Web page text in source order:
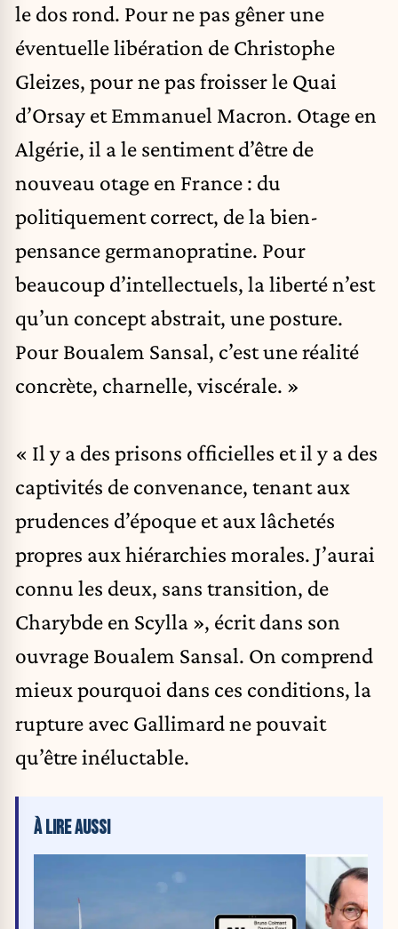
le dos rond. Pour ne pas gêner une
éventuelle libération de Christophe
Gleizes, pour ne pas froisser le Quai
d’Orsay et Emmanuel Macron. Otage en
Algérie, il a le sentiment d’être de
nouveau otage en France : du
politiquement correct, de la bien-
pensance germanopratine. Pour
beaucoup d’intellectuels, la liberté n’est
qu’un concept abstrait, une posture.
Pour Boualem Sansal, c’est une réalité
concrète, charnelle, viscérale. »
« Il y a des prisons officielles et il y a des
captivités de convenance, tenant aux
prudences d’époque et aux lâchetés
propres aux hiérarchies morales. J’aurai
connu les deux, sans transition, de
Charybde en Scylla », écrit dans son
ouvrage Boualem Sansal. On comprend
mieux pourquoi dans ces conditions, la
rupture avec Gallimard ne pouvait
qu’être inéluctable.
À LIRE AUSSI